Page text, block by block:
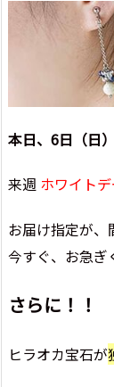
本日、6日（日
来週 ホワイト
お届け指定が、
今すぐ、お急ぎ
さらに！！
ヒラオカ宝石が